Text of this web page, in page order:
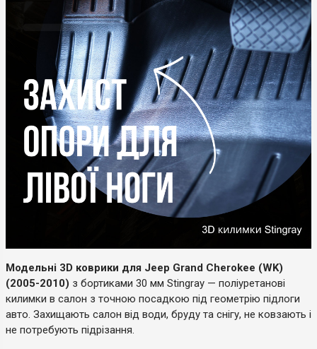
Модельні 3D коврики для Jeep Grand Cherokee (WK)
(2005-2010) з бортиками 30 мм Stingray — поліуретанові
килимки в салон з точною посадкою під геометрію підлоги
авто. Захищають салон від води, бруду та снігу, не ковзають і
не потребують підрізання.